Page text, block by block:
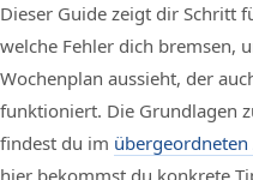
Dieser Guide zeigt dir Schritt
welche Fehler dich bremsen,
Wochenplan aussieht, der
funktioniert. Die Grundlagen
findest du im